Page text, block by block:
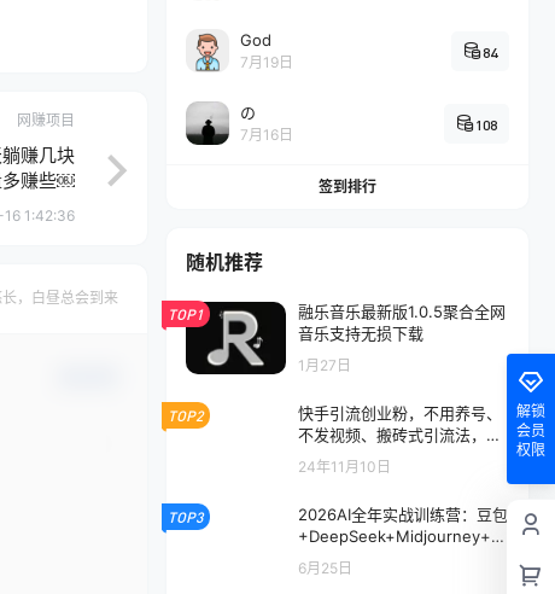
网赚项目
赚几块
多赚些￼
1:42:36
，白昼总会到来
God
7月19日
84
の
7月16日
108
签到排行
随机推荐
TOP1
融乐音乐最新版1.0.5聚合全网
音乐支持无损下载
1月27日
TOP2
快手引流创业粉，不用养号、
不发视频、搬砖式引流法，一
天可引200+创业粉【揭秘】
24年11月10日
TOP3
2026AI全年实战训练营：豆包
+DeepSeek+Midjourney+即
梦+可灵+海螺，全工具链
6月25日
解锁
会员
权限